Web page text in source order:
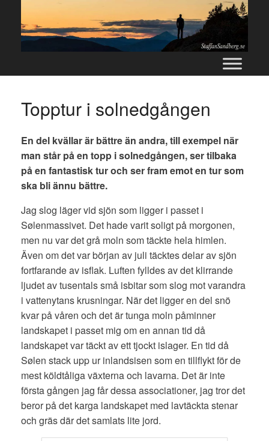
content
Topptur i solnedgången
En del kvällar är bättre än andra, till exempel när
man står på en topp i solnedgången, ser tilbaka
på en fantastisk tur och ser fram emot en tur som
ska bli ännu bättre.
Jag slog läger vid sjön som ligger i passet i
Sølenmassivet. Det hade varit soligt på morgonen,
men nu var det grå moln som täckte hela himlen.
Även om det var början av juli täcktes delar av sjön
fortfarande av isflak. Luften fylldes av det klirrande
ljudet av tusentals små isbitar som slog mot varandra
i vattenytans krusningar. När det ligger en del snö
kvar på våren och det är tunga moln påminner
landskapet i passet mig om en annan tid då
landskapet var täckt av ett tjockt islager. En tid då
Sølen stack upp ur inlandsisen som en tillflykt för de
mest köldtåliga växterna och lavarna. Det är inte
första gången jag får dessa associationer, jag tror det
beror på det karga landskapet med lavtäckta stenar
och gräs där det samlats lite jord.